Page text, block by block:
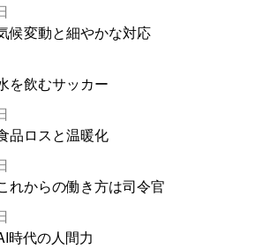
候変動と細やかな対応
を飲むサッカー
品ロスと温暖化
れからの働き方は司令官
時代の人間力